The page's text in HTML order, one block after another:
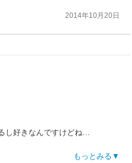
2014年10月20日
し好きなんですけどね…
もっとみる▼